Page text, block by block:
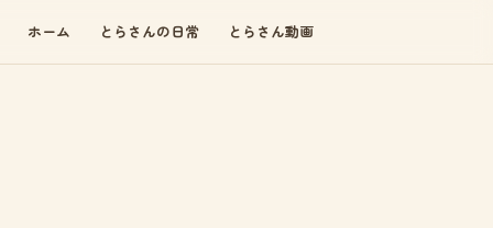
ホーム とらさんの日常 とらさん動画